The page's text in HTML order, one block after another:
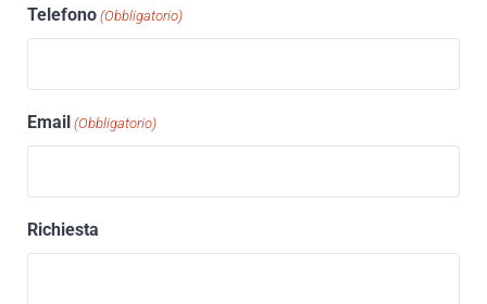
Telefono (Obbligatorio)
Email (Obbligatorio)
Richiesta